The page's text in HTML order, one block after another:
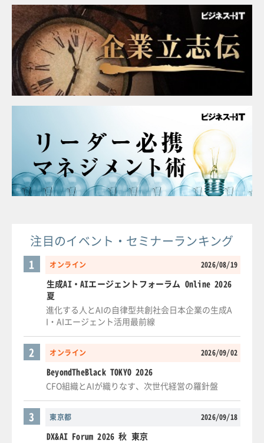
注目のイベント・セミナーランキング
オンライン 2026/08/19
1
生成AI・AIエージェントフォーラム Online 2026
夏
進化する人とAIの自律型共創社会日本企業の生成A
I・AIエージェント活用最前線
オンライン 2026/09/02
2
BeyondTheBlack TOKYO 2026
CFO組織とAIが織りなす、次世代経営の羅針盤
東京都 2026/09/18
3
DX&AI Forum 2026 秋 東京